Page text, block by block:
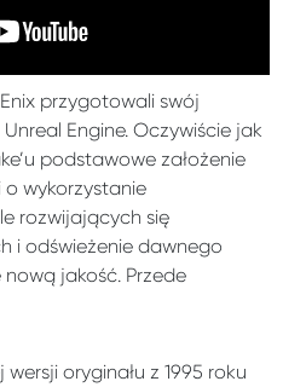
przygotowali swój
Engine. Oczywiście jak
podstawowe założenie
wykorzystanie
rozwijających się
i odświeżenie dawnego
jakość. Przede
oryginału z 1995 roku